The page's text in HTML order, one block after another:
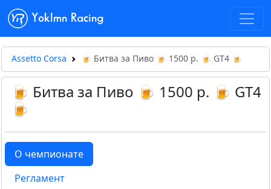
Yoklmn Racing
Assetto Corsa 🍺 Битва за Пиво 🍺 1500 р. 🍺 GT4 🍺
🍺 Битва за Пиво 🍺 1500 р. 🍺 GT4
🍺
О чемпионате
Регламент